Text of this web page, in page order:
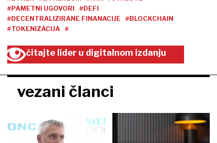
#PAMETNI UGOVORI
#DEFI
#DECENTRALIZIRANE FINANACIJE
#BLOCKCHAIN
#TOKENIZACIJA
#
čitajte lider u digitalnom izdanju
vezani članci